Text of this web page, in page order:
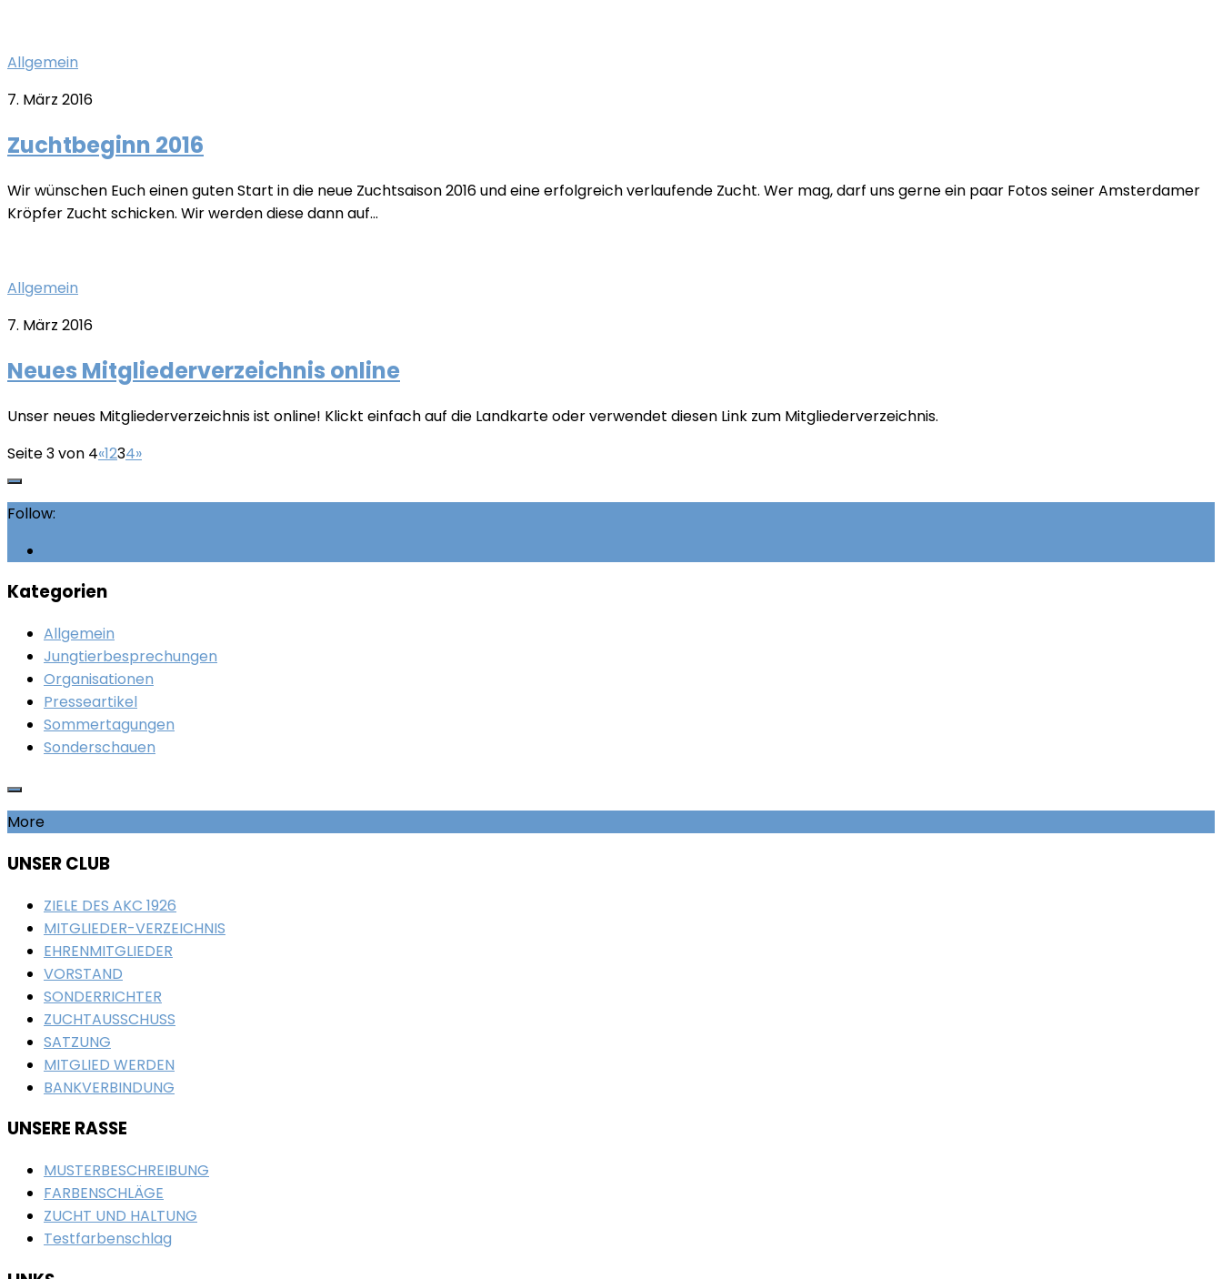
Allgemein
7. März 2016
Zuchtbeginn 2016
Wir wünschen Euch einen guten Start in die neue Zuchtsaison 2016 und eine erfolgreich verlaufende Zucht. Wer mag, darf uns gerne ein paar Fotos seiner Amsterdamer
Kröpfer Zucht schicken. Wir werden diese dann auf...
Allgemein
7. März 2016
Neues Mitgliederverzeichnis online
Unser neues Mitgliederverzeichnis ist online! Klickt einfach auf die Landkarte oder verwendet diesen Link zum Mitgliederverzeichnis.
Seite 3 von 4«1234»
Follow:
Kategorien
Allgemein
Jungtierbesprechungen
Organisationen
Presseartikel
Sommertagungen
Sonderschauen
More
UNSER CLUB
ZIELE DES AKC 1926
MITGLIEDER-VERZEICHNIS
EHRENMITGLIEDER
VORSTAND
SONDERRICHTER
ZUCHTAUSSCHUSS
SATZUNG
MITGLIED WERDEN
BANKVERBINDUNG
UNSERE RASSE
MUSTERBESCHREIBUNG
FARBENSCHLÄGE
ZUCHT UND HALTUNG
Testfarbenschlag